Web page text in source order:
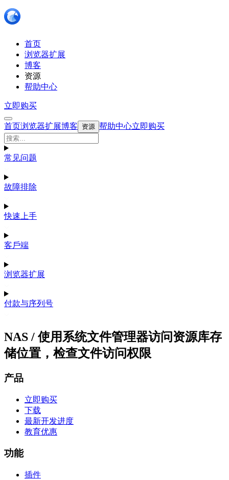
首页
浏览器扩展
博客
资源
帮助中心
立即购买
首页浏览器扩展博客 资源 帮助中心立即购买
常见问题
故障排除
快速上手
客戶端
浏览器扩展
付款与序列号
NAS / 使用系统文件管理器访问资源库存
储位置，检查文件访问权限
产品
立即购买
下载
最新开发进度
教育优惠
功能
插件